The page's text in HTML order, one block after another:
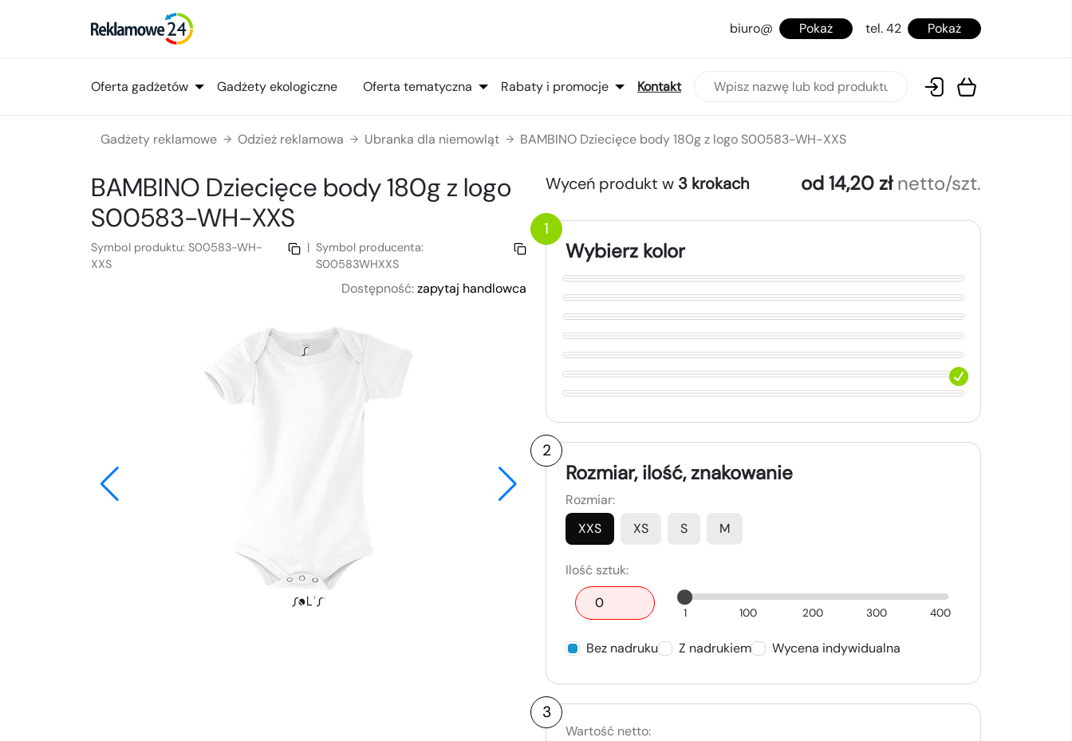
biuro@ Pokaż tel. 42 Pokaż
Oferta gadżetów Gadżety ekologiczne Oferta tematyczna Rabaty i promocje Kontakt
Gadżety reklamowe → Odzież reklamowa → Ubranka dla niemowląt → BAMBINO Dziecięce body 180g z logo S00583-WH-XXS
BAMBINO Dziecięce body 180g z logo
S00583-WH-XXS
Symbol produktu: S00583-WH-
XXS
| Symbol producenta:
S00583WHXXS
Dostępność:zapytaj handlowca
Wyceń produkt w 3 krokach od 14,20 zł netto/szt.
1
Wybierz kolor
2
Rozmiar, ilość, znakowanie
Rozmiar:
XXS
XS S M
Ilość sztuk:
1 100 200 300 400
Bez nadruku Z nadrukiem Wycena indywidualna
3
Wartość netto: